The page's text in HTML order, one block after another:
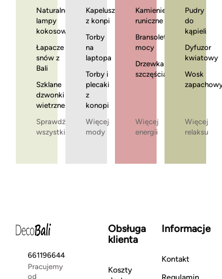
Naturalne
lampy
kokosowe
Łapacze
snów z
Bali
Szklane
dzwonki
wietrzne
Sprawdź
wszystkie
Kapelusze
z konpi
Torby
na
laptopa
Torby i
plecaki
z
konopi
Więcej
mody
Kamienie
runiczne
Bransoletki
mocy
Drzewka
szczęścia
Więcej
energii
Pudry
do
kąpieli
Dyfuzor
kwiatowy
Wosk
Więcej
relaksu
661196644
Pracujemy
od
Obsługa
klienta
Koszty
Informacje
Kontakt